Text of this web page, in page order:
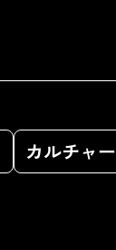
カルチャー